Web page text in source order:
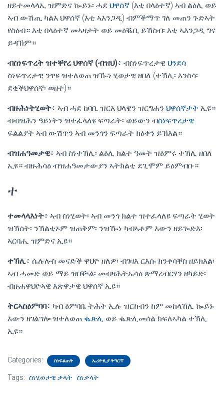
ዘይተመላላኢ ዝምድና ኰይኑ፡ ሓደ ህዋሰኛ (እቲ በላዕተኛ) ኣብ ልዕሊ ወይ
ኣብ ውሽጢ ካልእ ህዋሰኛ (እቲ ኣእንጋዲ) ብምቕማጥ ገለ መጠን ጉድኣት
የስዕብ። እቲ በላዕተኛ መኣዛታት ወይ መዕቘቢ ይኸስብ፡ እቲ ኣእንጋዲ ግና
ይዳኸም።
ብስነፍጥረት ዝተቐየረ ህዋሰኛ (ብዝህ)፥ ብስነፍጥረታዊ ህንደሳ
ስነፍጥረታዊ ንዋዩ ዝተለወጠ ዝዀነ ሂወታዊ ዘበለ (ተኽሊ፡ እንስሳ፡
ደቂቕህዋሰኛ፡ ወዘተ)።
ብዙሕነትሂወት፥ ኣብ ሓደ ከባቢ ዝርአ ህላዌን ዝርግሐን ህዋሰኛታት ኢዩ።
ብብዝሕን ዓይነትን ዝተፈላለዩ ፍጣራት፡ ወይውን ብስነፍጥረታዊ
ፍልልያት ኣብ ውሽጥን ኣብ መንጎን ፍጣራት ክዕቀን ይኽእል።
ብዝሐዓመታዊ፥ ኣብ ስነተኽሊ፡ ልዕሊ ክልተ ዓመት ዝዕምሩ ተኽሊ ዘበለ
ኢዩ። ብዙሕሳዕ ብዝሐዓመታውያን ኣትክልቲ ደጊሞም ይዕምብቡ።
ተ
ተመላላእነት፥ ኣብ ስነሂወት፡ ኣብ መንጎ ክልተ ዝተፈላለዩ ፍጣራት ሂወት
ዝኽሰት፡ ንኽልቲኦም ዝጠቅም፡ ንዝዀነ ካብኣቶም እውን ዘይጐድእ፡
ኣርባሒ ዝምድና ኢዩ።
ተኽሊ፥ ሴሉሎስ መናድቕ ዋህዮ ዘለዎ፡ ብገዛእ ርእሱ ክንቀሳቐስ ዘይክእል፡
ኣብ ሓመድ ወይ ማይ ዝበቝል፡ መብዛሕትኡሳዕ ጽማረብርሃን ዘካይድ፡
ብዙሐዋህዮኣዊ እጽዋታዊ ህዋሰኛ ኢዩ።
ትርኣስዕምባባ፥ ካብ ዕምባቤ ትሕት ኢሉ ዝርከብን ከም መከላኸሊ ኰይኑ
እውን ዘገልግሎ ዝተለወጠ ቈጽሊ ወይ ቈጽሊመሰል ክፍለኣካል ተኽሊ
ኢዩ።
Categories: ስነፍልጠት ኤሪዮጲያ ትግርኛ
Tags: ስነሂወታዊ ቃላት ስነቃላት